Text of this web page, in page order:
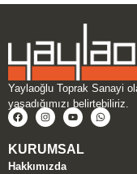
Yaylaoğlu Toprak Sanayi
yaşadığımızı belirtebiliriz.
KURUMSAL
Hakkımızda